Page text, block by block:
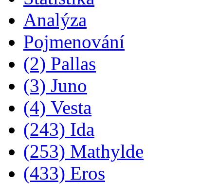
Analýza
Pojmenování
(2) Pallas
(3) Juno
(4) Vesta
(243) Ida
(253) Mathylde
(433) Eros